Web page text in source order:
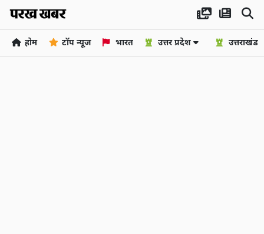
होम टॉप न्यूज भारत उत्तर प्रदेश उत्तराखंड